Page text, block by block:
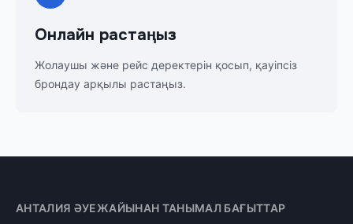
Онлайн растаңыз
Жолаушы және рейс деректерін қосып, қауіпсіз
брондау арқылы растаңыз.
АНТАЛИЯ ӘУЕЖАЙЫНАН ТАНЫМАЛ БАҒЫТТАР